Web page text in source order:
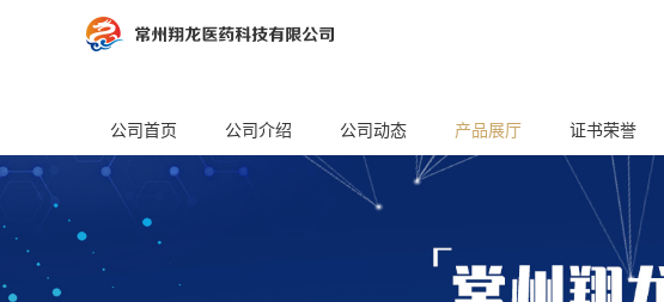
公司首页 公司介绍 公司动态 产品展厅 证书荣誉